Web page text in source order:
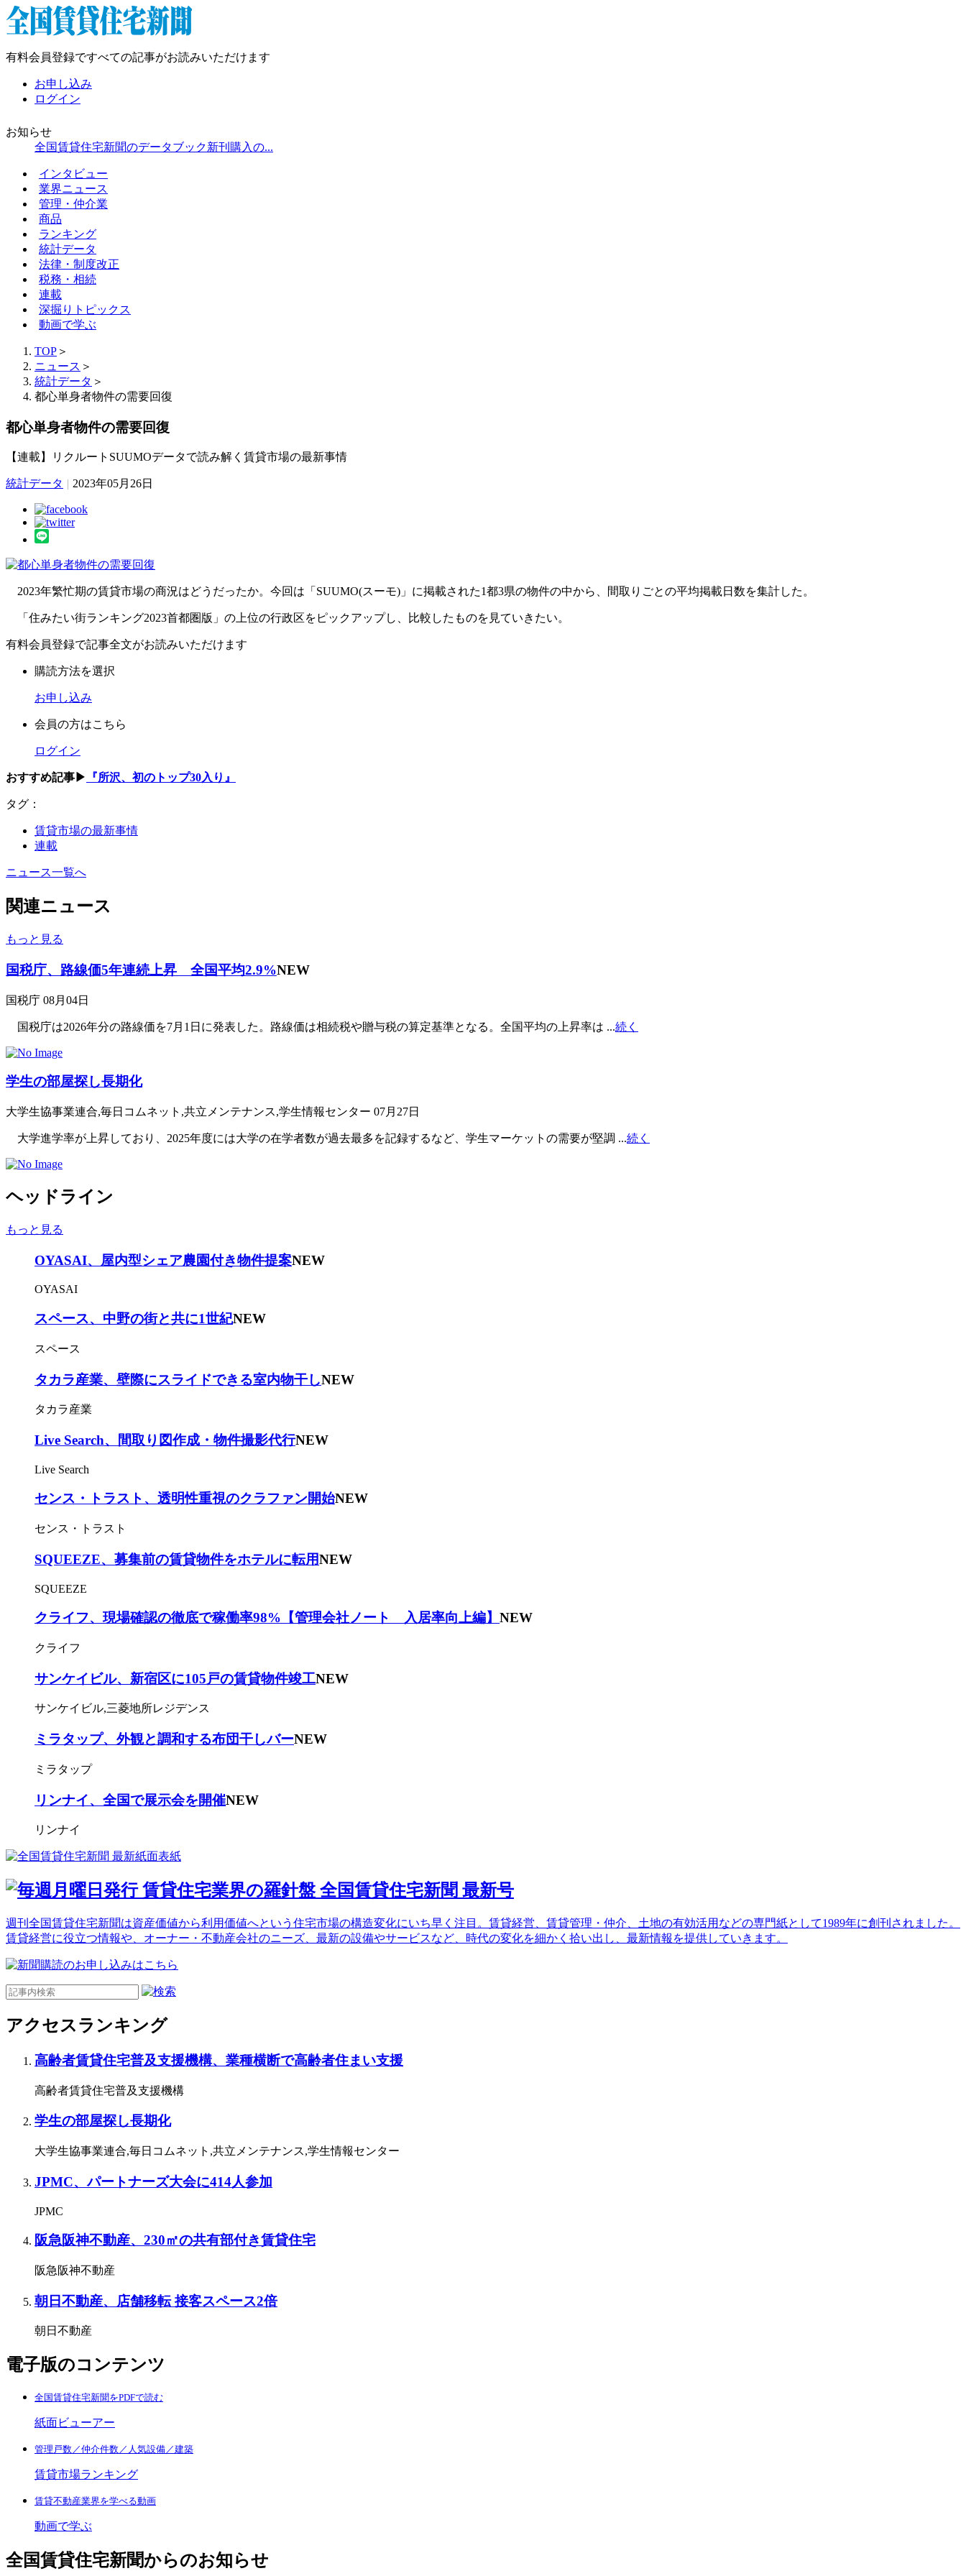
有料会員登録ですべての記事がお読みいただけます
お申し込み
ログイン
お知らせ
全国賃貸住宅新聞のデータブック新刊購入の...
インタビュー
業界ニュース
管理・仲介業
商品
ランキング
統計データ
法律・制度改正
税務・相続
連載
深掘りトピックス
動画で学ぶ
TOP ＞
ニュース ＞
統計データ ＞
都心単身者物件の需要回復
都心単身者物件の需要回復
【連載】リクルートSUUMOデータで読み解く賃貸市場の最新事情
統計データ | 2023年05月26日
2023年繁忙期の賃貸市場の商況はどうだったか。今回は「SUUMO(スーモ)」に掲載された1都3県の物件の中から、間取りごとの平均掲載日数を集計した。
「住みたい街ランキング2023首都圏版」の上位の行政区をピックアップし、比較したものを見ていきたい。
有料会員登録で記事全文がお読みいただけます
購読方法を選択
お申し込み
会員の方はこちら
ログイン
おすすめ記事▶ 『所沢、初のトップ30入り』
タグ：
賃貸市場の最新事情
連載
ニュース一覧へ
関連ニュース
もっと見る
国税庁、路線価5年連続上昇 全国平均2.9%NEW
国税庁 08月04日
国税庁は2026年分の路線価を7月1日に発表した。路線価は相続税や贈与税の算定基準となる。全国平均の上昇率は ...続く
学生の部屋探し長期化
大学生協事業連合,毎日コムネット,共立メンテナンス,学生情報センター 07月27日
大学進学率が上昇しており、2025年度には大学の在学者数が過去最多を記録するなど、学生マーケットの需要が堅調 ...続く
ヘッドライン
もっと見る
OYASAI、屋内型シェア農園付き物件提案NEW
OYASAI
スペース、中野の街と共に1世紀NEW
スペース
タカラ産業、壁際にスライドできる室内物干しNEW
タカラ産業
Live Search、間取り図作成・物件撮影代行NEW
Live Search
センス・トラスト、透明性重視のクラファン開始NEW
センス・トラスト
SQUEEZE、募集前の賃貸物件をホテルに転用NEW
SQUEEZE
クライフ、現場確認の徹底で稼働率98%【管理会社ノート 入居率向上編】 NEW
クライフ
サンケイビル、新宿区に105戸の賃貸物件竣工NEW
サンケイビル,三菱地所レジデンス
ミラタップ、外観と調和する布団干しバーNEW
ミラタップ
リンナイ、全国で展示会を開催NEW
リンナイ
週刊全国賃貸住宅新聞は資産価値から利用価値へという住宅市場の構造変化にいち早く注目。賃貸経営、賃貸管理・仲介、土地の有効活用などの専門紙として1989年に創刊されました。
賃貸経営に役立つ情報や、オーナー・不動産会社のニーズ、最新の設備やサービスなど、時代の変化を細かく拾い出し、最新情報を提供していきます。
アクセスランキング
高齢者賃貸住宅普及支援機構、業種横断で高齢者住まい支援
高齢者賃貸住宅普及支援機構
学生の部屋探し長期化
大学生協事業連合,毎日コムネット,共立メンテナンス,学生情報センター
JPMC、パートナーズ大会に414人参加
JPMC
阪急阪神不動産、230㎡の共有部付き賃貸住宅
阪急阪神不動産
朝日不動産、店舗移転 接客スペース2倍
朝日不動産
電子版のコンテンツ
全国賃貸住宅新聞をPDFで読む
紙面ビューアー
管理戸数／仲介件数／人気設備／建築
賃貸市場ランキング
賃貸不動産業界を学べる動画
動画で学ぶ
全国賃貸住宅新聞からのお知らせ